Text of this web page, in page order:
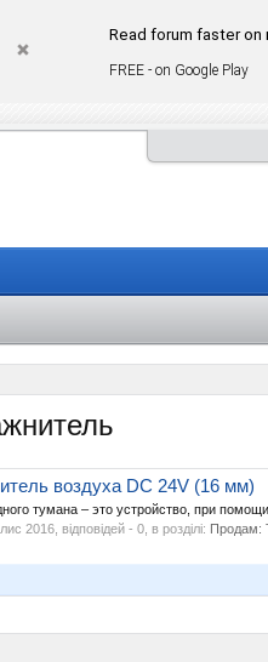
Read forum faster
FREE - on Google Play
воздуха DC 24V (16 мм)
тумана – это устройство, при
2016 , відповідей - 0, в розділі: Продам: